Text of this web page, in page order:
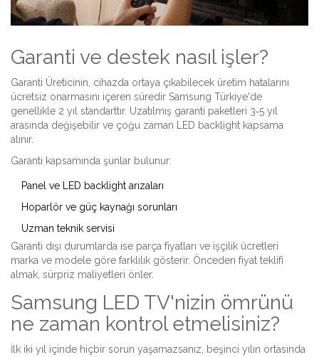
Garanti ve destek nasıl işler?
Garanti Üreticinin, cihazda ortaya çıkabilecek üretim hatalarını
ücretsiz onarmasını içeren süredir Samsung Türkiye'de
genellikle 2 yıl standarttır. Uzatılmış garanti paketleri 3‑5 yıl
arasında değişebilir ve çoğu zaman LED backlight kapsama
alınır.
Garanti kapsamında şunlar bulunur:
Panel ve LED backlight arızaları
Hoparlör ve güç kaynağı sorunları
Uzman teknik servisi
Garanti dışı durumlarda ise parça fiyatları ve işçilik ücretleri
marka ve modele göre farklılık gösterir. Önceden fiyat teklifi
almak, sürpriz maliyetleri önler.
Samsung LED TV'nizin ömrünü
ne zaman kontrol etmelisiniz?
İlk iki yıl içinde hiçbir sorun yaşamazsanız, beşinci yılın ortasında